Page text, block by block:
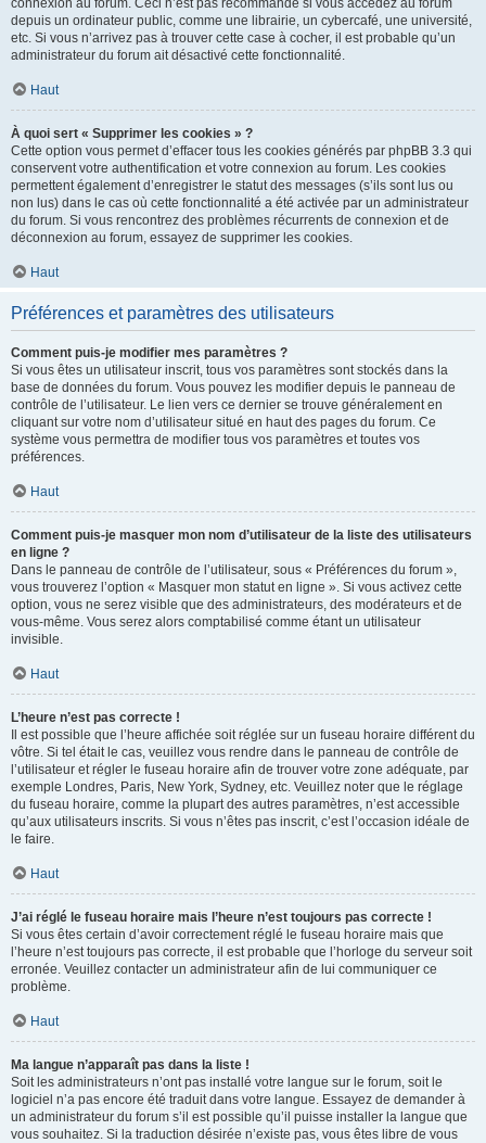
connexion au forum. Ceci n’est pas recommandé si vous accédez au forum
depuis un ordinateur public, comme une librairie, un cybercafé, une université,
etc. Si vous n’arrivez pas à trouver cette case à cocher, il est probable qu’un
administrateur du forum ait désactivé cette fonctionnalité.
Haut
À quoi sert « Supprimer les cookies » ?
Cette option vous permet d’effacer tous les cookies générés par phpBB 3.3 qui
conservent votre authentification et votre connexion au forum. Les cookies
permettent également d’enregistrer le statut des messages (s’ils sont lus ou
non lus) dans le cas où cette fonctionnalité a été activée par un administrateur
du forum. Si vous rencontrez des problèmes récurrents de connexion et de
déconnexion au forum, essayez de supprimer les cookies.
Haut
Préférences et paramètres des utilisateurs
Comment puis-je modifier mes paramètres ?
Si vous êtes un utilisateur inscrit, tous vos paramètres sont stockés dans la
base de données du forum. Vous pouvez les modifier depuis le panneau de
contrôle de l’utilisateur. Le lien vers ce dernier se trouve généralement en
cliquant sur votre nom d’utilisateur situé en haut des pages du forum. Ce
système vous permettra de modifier tous vos paramètres et toutes vos
préférences.
Haut
Comment puis-je masquer mon nom d’utilisateur de la liste des utilisateurs
en ligne ?
Dans le panneau de contrôle de l’utilisateur, sous « Préférences du forum »,
vous trouverez l’option « Masquer mon statut en ligne ». Si vous activez cette
option, vous ne serez visible que des administrateurs, des modérateurs et de
vous-même. Vous serez alors comptabilisé comme étant un utilisateur
invisible.
Haut
L’heure n’est pas correcte !
Il est possible que l’heure affichée soit réglée sur un fuseau horaire différent du
vôtre. Si tel était le cas, veuillez vous rendre dans le panneau de contrôle de
l’utilisateur et régler le fuseau horaire afin de trouver votre zone adéquate, par
exemple Londres, Paris, New York, Sydney, etc. Veuillez noter que le réglage
du fuseau horaire, comme la plupart des autres paramètres, n’est accessible
qu’aux utilisateurs inscrits. Si vous n’êtes pas inscrit, c’est l’occasion idéale de
le faire.
Haut
J’ai réglé le fuseau horaire mais l’heure n’est toujours pas correcte !
Si vous êtes certain d’avoir correctement réglé le fuseau horaire mais que
l’heure n’est toujours pas correcte, il est probable que l’horloge du serveur soit
erronée. Veuillez contacter un administrateur afin de lui communiquer ce
problème.
Haut
Ma langue n’apparaît pas dans la liste !
Soit les administrateurs n’ont pas installé votre langue sur le forum, soit le
logiciel n’a pas encore été traduit dans votre langue. Essayez de demander à
un administrateur du forum s’il est possible qu’il puisse installer la langue que
vous souhaitez. Si la traduction désirée n’existe pas, vous êtes libre de vous